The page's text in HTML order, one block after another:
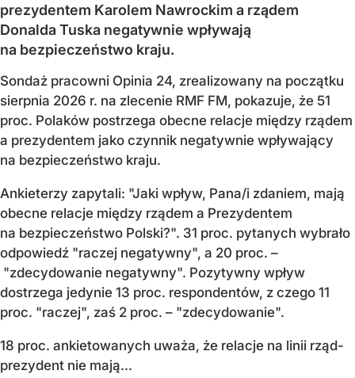
prezydentem Karolem Nawrockim a rządem
Donalda Tuska negatywnie wpływają
na bezpieczeństwo kraju.
Sondaż pracowni Opinia 24, zrealizowany na początku
sierpnia 2026 r. na zlecenie RMF FM, pokazuje, że 51
proc. Polaków postrzega obecne relacje między rządem
a prezydentem jako czynnik negatywnie wpływający
na bezpieczeństwo kraju.
Ankieterzy zapytali: "Jaki wpływ, Pana/i zdaniem, mają
obecne relacje między rządem a Prezydentem
na bezpieczeństwo Polski?". 31 proc. pytanych wybrało
odpowiedź "raczej negatywny", a 20 proc. –
"zdecydowanie negatywny". Pozytywny wpływ
dostrzega jedynie 13 proc. respondentów, z czego 11
proc. "raczej", zaś 2 proc. – "zdecydowanie".
18 proc. ankietowanych uważa, że relacje na linii rząd-
prezydent nie mają...